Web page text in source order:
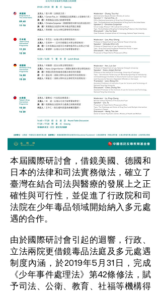
本屆國際研討會，借鏡美國、德國和
日本的法律和司法實務做法，確立了
臺灣在結合司法與醫療的發展上之正
確性與可行性，並促進了行政院和司
法院在少年毒品領域開始納入多元處
遇的合作。
由於國際研討會引起的迴響，行政、
立法兩院更借鏡毒品法庭及多元處遇
制度內涵，於2019年5月31日，完成
《少年事件處理法》第42條修法，賦
予司法、公衛、教育、社福等機構得